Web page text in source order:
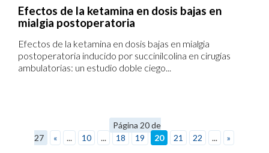
Efectos de la ketamina en dosis bajas en
mialgia postoperatoria
Efectos de la ketamina en dosis bajas en mialgia
postoperatoria inducido por succinilcolina en cirugías
ambulatorias: un estudio doble ciego...
Página 20 de
27
« ... 10 ... 18 19 20 21 22 ... »